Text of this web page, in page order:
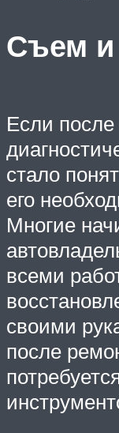
Съем
Если
стало
его
Многие
всеми
своими
после